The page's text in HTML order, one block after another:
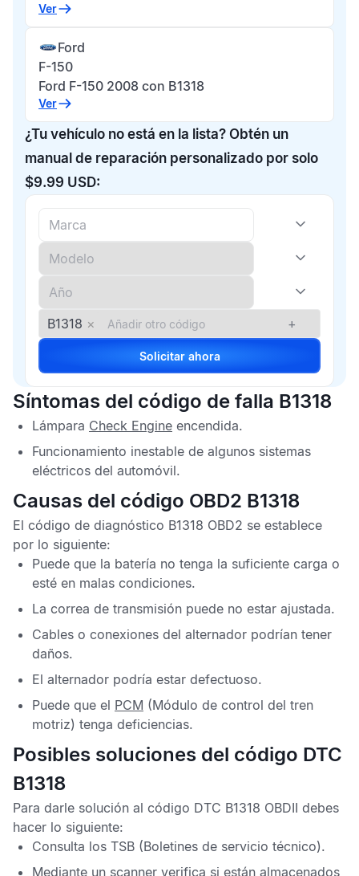
Ver
Ford
F-150
Ford F-150 2008 con B1318
Ver
¿Tu vehículo no está en la lista? Obtén un
manual de reparación personalizado por solo
$9.99 USD:
B1318 × +
Solicitar ahora
Síntomas del código de falla B1318
Lámpara Check Engine encendida.
Funcionamiento inestable de algunos sistemas
eléctricos del automóvil.
Causas del código OBD2 B1318
El código de diagnóstico B1318 OBD2 se establece
por lo siguiente:
Puede que la batería no tenga la suficiente carga o
esté en malas condiciones.
La correa de transmisión puede no estar ajustada.
Cables o conexiones del alternador podrían tener
daños.
El alternador podría estar defectuoso.
Puede que el PCM (Módulo de control del tren
motriz) tenga deficiencias.
Posibles soluciones del código DTC
B1318
Para darle solución al código DTC B1318 OBDII debes
hacer lo siguiente:
Consulta los TSB (Boletines de servicio técnico).
Mediante un scanner verifica si están almacenados